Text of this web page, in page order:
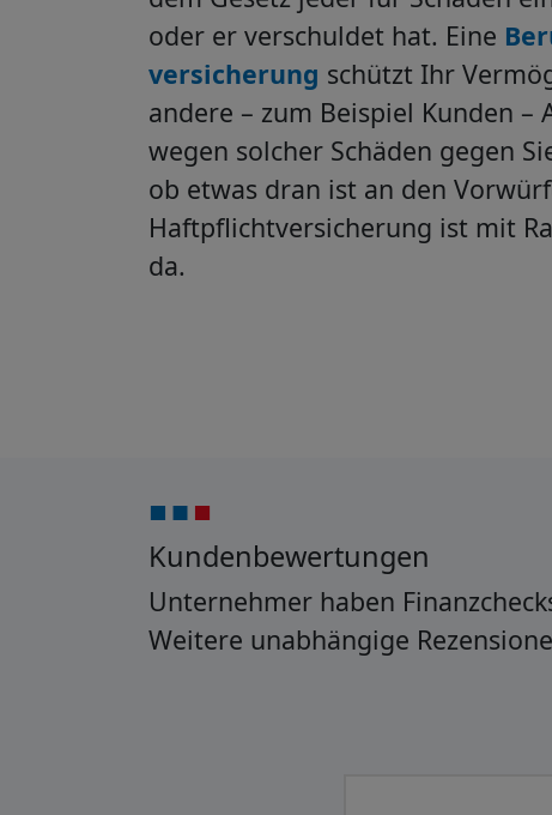
oder er verschuldet hat. Eine
versicherung schützt Ihr
andere – zum Beispiel Kunden –
wegen solcher Schäden gegen
ob etwas dran ist an den
Haftpflichtversicherung ist mit
da.
Kundenbewertungen
Unternehmer haben
Weitere unabhängige